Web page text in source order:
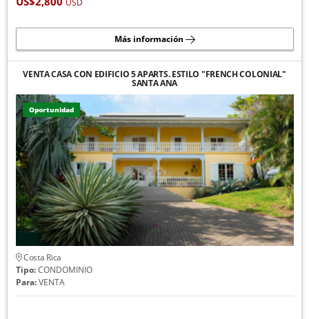
Más información
VENTA CASA CON EDIFICIO 5 APARTS. ESTILO "FRENCH COLONIAL"
SANTA ANA
Oportunidad
Costa Rica
Tipo:CONDOMINIO
Para:VENTA